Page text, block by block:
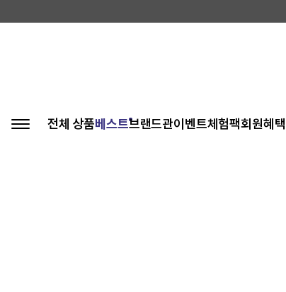
전체 상품베스트브랜드관이벤트체험팩회원혜택